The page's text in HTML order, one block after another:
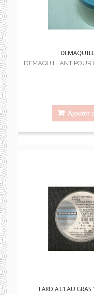
DEMAQUILLANT POUR
Ajouter
FARD A L'EAU